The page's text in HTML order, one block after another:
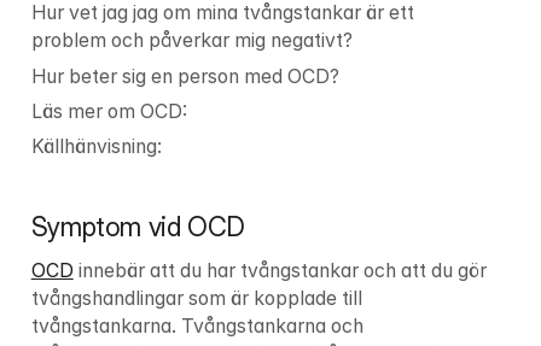
Symptom vid OCD
OCD innebär att du har tvångstankar och att du gör
tvångshandlingar som är kopplade till
tvångstankarna. Tvångstankarna och
Hur vet jag jag om mina tvångstankar är ett
problem och påverkar mig negativt?
Hur beter sig en person med OCD?
Läs mer om OCD:
Källhänvisning: